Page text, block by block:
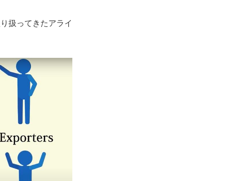
扱ってきたアライ